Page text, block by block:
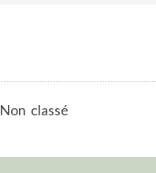
Non classé